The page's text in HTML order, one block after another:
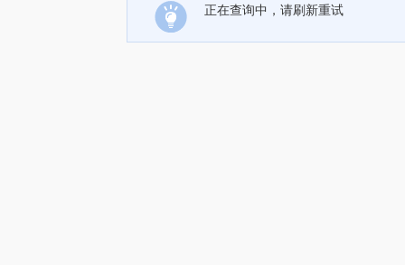
正在查询中，请刷新重试